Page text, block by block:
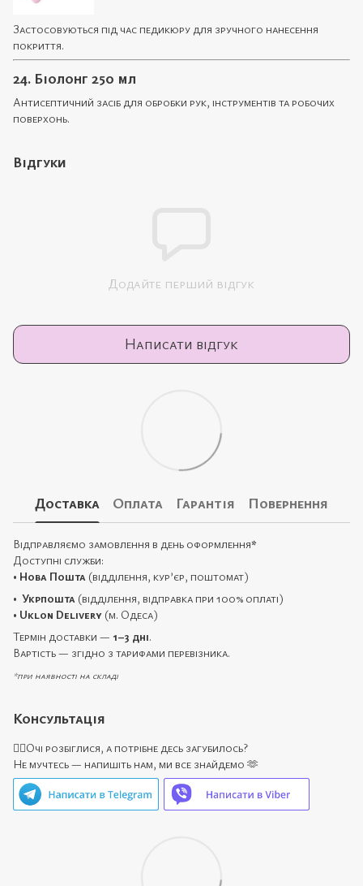
Застосовуються під час педикюру для зручного нанесення
покриття.
24. Біолонг 250 мл
Антисептичний засіб для обробки рук, інструментів та робочих
поверхонь.
Відгуки
Додайте перший відгук
Написати відгук
Доставка Оплата Гарантія Повернення
Відправляємо замовлення в день оформлення*
Доступні служби:
• Нова Пошта (відділення, кур’єр, поштомат)
• Укрпошта (відділення, відправка при 100% оплаті)
• Uklon Delivery (м. Одеса)
Термін доставки — 1–3 дні.
Вартість — згідно з тарифами перевізника.
*при наявності на складі
Консультація
🙋‍♀️Очі розбіглися, а потрібне десь загубилось?
Не мучтесь — напишіть нам, ми все знайдемо 🫶